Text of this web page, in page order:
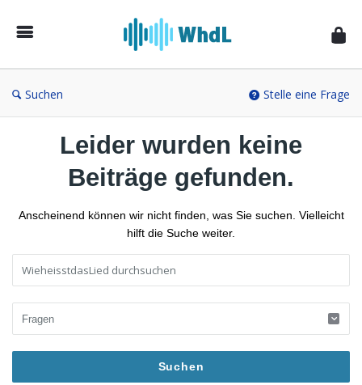
von
Suchen Stelle eine Frage
Leider wurden keine
Beiträge gefunden.
Anscheinend können wir nicht finden, was Sie suchen. Vielleicht
hilft die Suche weiter.